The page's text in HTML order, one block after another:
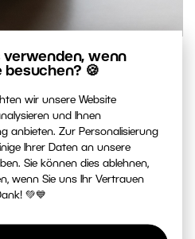
verwenden, wenn
besuchen? 🍪
wir unsere Website
und Ihnen
anbieten. Zur Personalisierung
Ihrer Daten an unsere
Sie können dies ablehnen,
wenn Sie uns Ihr Vertrauen
💚💙
der ich einen schwarzen
kontraproduktiv.
der Faltreflektoren
Rillen. Bei der
dies jedoch keine
des reflektierten